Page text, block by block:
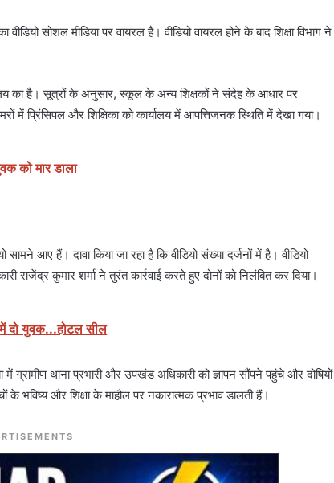
सोशल मीडिया पर वायरल है। वीडियो वायरल होने के बाद शिक्षा विभाग ने
का है। सूत्रों के अनुसार, स्कूल के अन्य शिक्षकों ने संदेह के आधार पर
प्रिंसिपल और शिक्षिका को कार्यालय में आपत्तिजनक स्थिति में देखा गया।
को मार डाला
आए हैं। दावा किया जा रहा है कि वीडियो संख्या दर्जनों में है। वीडियो
राजेंद्र कुमार शर्मा ने तुरंत कार्रवाई करते हुए दोनों को निलंबित कर दिया।
दो युवक...होटल सील
ग्रामीण थाना प्रभारी और उपखंड अधिकारी को ज्ञापन सौंपने पहुंचे और दोषियों
के भविष्य और शिक्षा के माहौल पर नकारात्मक प्रभाव डालती हैं।